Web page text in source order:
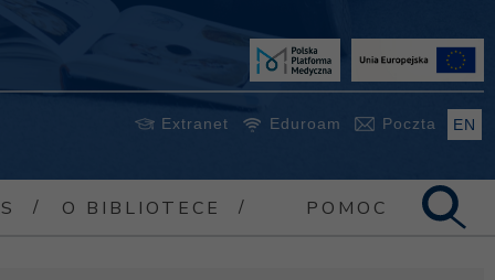
Extranet Eduroam Poczta EN
/ O BIBLIOTECE / POMOC